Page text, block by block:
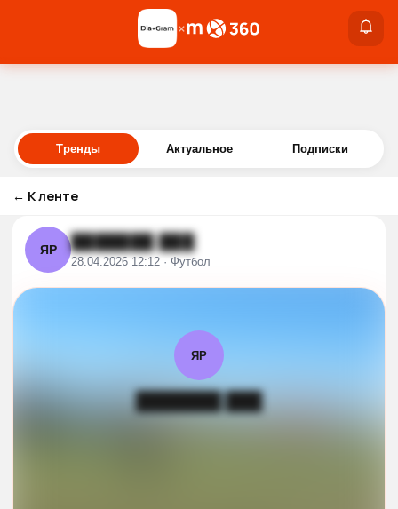
Войти
×
Тренды Актуальное Подписки
← К ленте
ЯР ███████ ███
28.04.2026 12:12 · Футбол
ЯР
███████ ███